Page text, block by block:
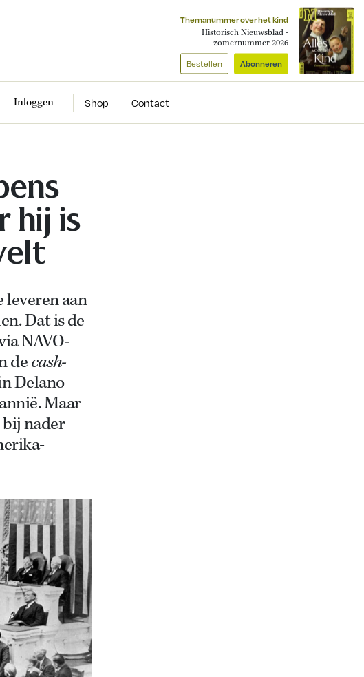
Themanummer over het kind
Historisch Nieuwsblad -
zomernummer 2026
Bestellen Abonneren
Inloggen Shop Contact
hij is
aan
Dat is de
NAVO-
decash-
Delano
Maar
nader